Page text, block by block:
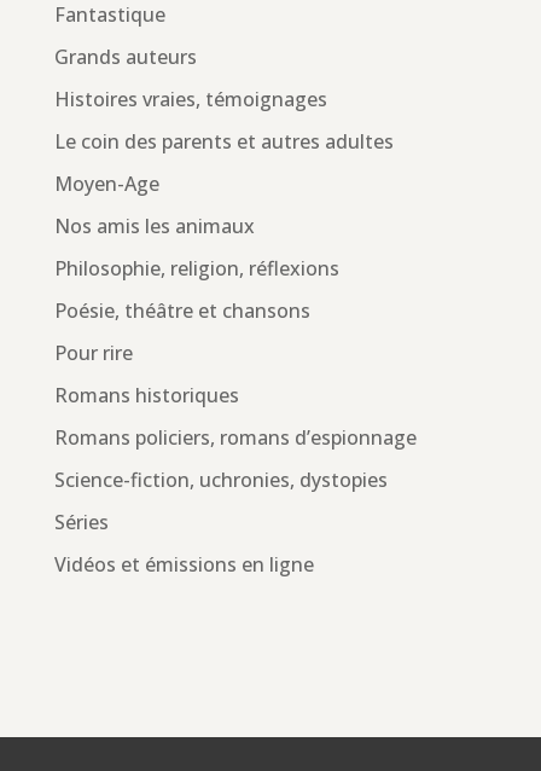
Fantastique
Grands auteurs
Histoires vraies, témoignages
Le coin des parents et autres adultes
Moyen-Age
Nos amis les animaux
Philosophie, religion, réflexions
Poésie, théâtre et chansons
Pour rire
Romans historiques
Romans policiers, romans d’espionnage
Science-fiction, uchronies, dystopies
Séries
Vidéos et émissions en ligne